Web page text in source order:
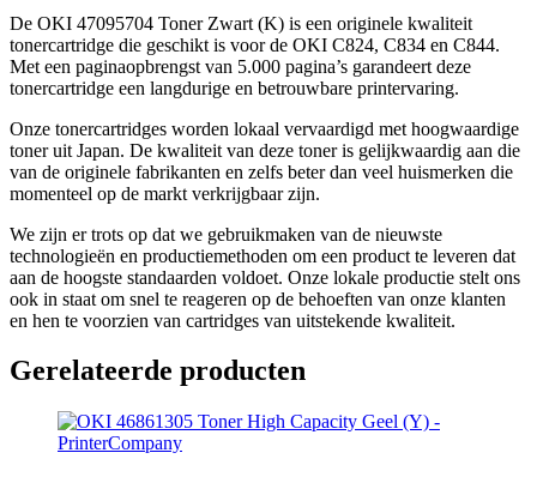
De OKI 47095704 Toner Zwart (K) is een originele kwaliteit
tonercartridge die geschikt is voor de OKI C824, C834 en C844.
Met een paginaopbrengst van 5.000 pagina’s garandeert deze
tonercartridge een langdurige en betrouwbare printervaring.
Onze tonercartridges worden lokaal vervaardigd met hoogwaardige
toner uit Japan. De kwaliteit van deze toner is gelijkwaardig aan die
van de originele fabrikanten en zelfs beter dan veel huismerken die
momenteel op de markt verkrijgbaar zijn.
We zijn er trots op dat we gebruikmaken van de nieuwste
technologieën en productiemethoden om een product te leveren dat
aan de hoogste standaarden voldoet. Onze lokale productie stelt ons
ook in staat om snel te reageren op de behoeften van onze klanten
en hen te voorzien van cartridges van uitstekende kwaliteit.
Gerelateerde producten